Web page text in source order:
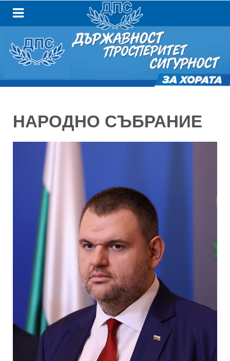
НАРОДНО СЪБРАНИЕ